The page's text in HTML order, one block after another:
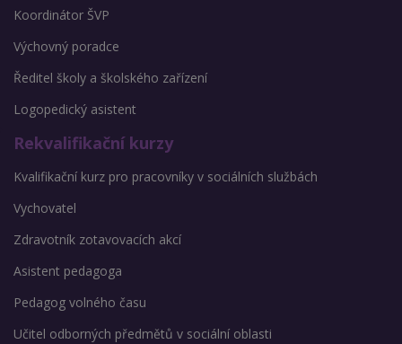
Koordinátor ŠVP
Výchovný poradce
Ředitel školy a školského zařízení
Logopedický asistent
Rekvalifikační kurzy
Kvalifikační kurz pro pracovníky v sociálních službách
Vychovatel
Zdravotník zotavovacích akcí
Asistent pedagoga
Pedagog volného času
Učitel odborných předmětů v sociální oblasti